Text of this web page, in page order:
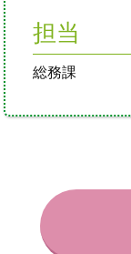
担当
総務課